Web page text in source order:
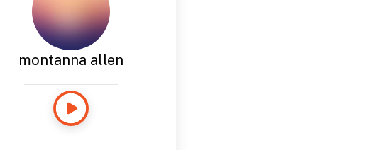
montanna allen